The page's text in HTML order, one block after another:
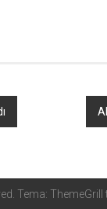
Tema: ThemeGrill